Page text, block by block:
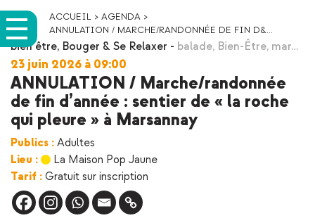
ACCUEIL > AGENDA >
ANNULATION / MARCHE/RANDONNÉE DE FIN D&...
bien être, Bouger & Se Relaxer - balade, Bien-Être, mar…
23 juin 2026 à 09:00
ANNULATION / Marche/randonnée
de fin d’année : sentier de « la roche
qui pleure » à Marsannay
Publics : Adultes
Lieu :
La Maison Pop Jaune
Tarif : Gratuit sur inscription